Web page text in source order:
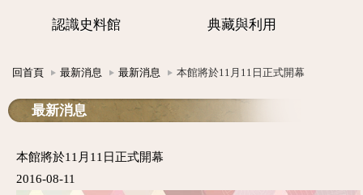
認識史料館 典藏與利用
回首頁 最新消息 最新消息 本館將於11月11日正式開幕
最新消息
本館將於11月11日正式開幕
2016-08-11